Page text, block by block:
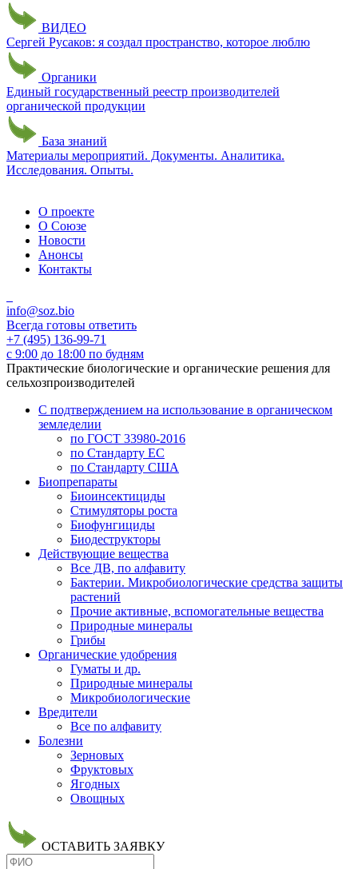
ВИДЕО
Сергей Русаков: я создал пространство, которое люблю
Органики
Единый государственный реестр производителей
органической продукции
База знаний
Материалы мероприятий. Документы. Аналитика.
Исследования. Опыты.
О проекте
О Союзе
Новости
Анонсы
Контакты
info@soz.bio
Всегда готовы ответить
+7 (495) 136-99-71
с 9:00 до 18:00 по будням
Практические биологические и органические решения для
сельхозпроизводителей
С подтверждением на использование в органическом
земледелии
по ГОСТ 33980-2016
по Стандарту ЕС
по Стандарту США
Биопрепараты
Биоинсектициды
Стимуляторы роста
Биофунгициды
Биодеструкторы
Действующие вещества
Все ДВ, по алфавиту
Бактерии. Микробиологические средства защиты
растений
Прочие активные, вспомогательные вещества
Природные минералы
Грибы
Органические удобрения
Гуматы и др.
Природные минералы
Микробиологические
Вредители
Все по алфавиту
Болезни
Зерновых
Фруктовых
Ягодных
Овощных
ОСТАВИТЬ ЗАЯВКУ